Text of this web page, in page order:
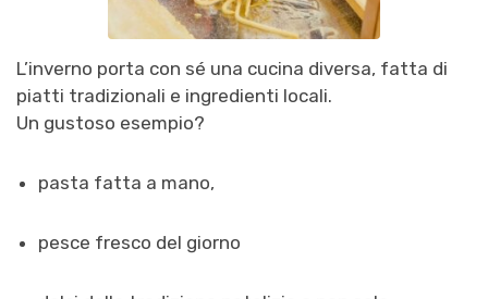
L’inverno porta con sé una cucina diversa, fatta di
piatti tradizionali e ingredienti locali.
Un gustoso esempio?
pasta fatta a mano,
pesce fresco del giorno